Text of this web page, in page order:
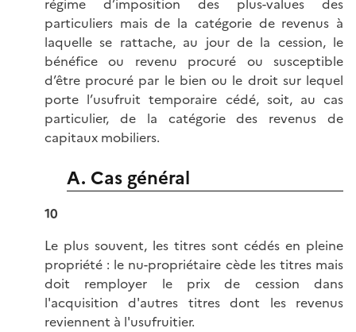
régime d’imposition des plus-values des
particuliers mais de la catégorie de revenus à
laquelle se rattache, au jour de la cession, le
bénéfice ou revenu procuré ou susceptible
d’être procuré par le bien ou le droit sur lequel
porte l’usufruit temporaire cédé, soit, au cas
particulier, de la catégorie des revenus de
capitaux mobiliers.
A. Cas général
10
Le plus souvent, les titres sont cédés en pleine
propriété : le nu-propriétaire cède les titres mais
doit remployer le prix de cession dans
l'acquisition d'autres titres dont les revenus
reviennent à l'usufruitier.